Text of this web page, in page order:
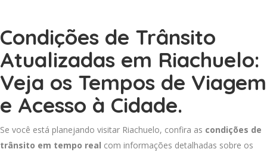
Condições de Trânsito
Atualizadas em Riachuelo:
Veja os Tempos de Viagem
e Acesso à Cidade.
Se você está planejando visitar Riachuelo, confira as condições de
trânsito em tempo real com informações detalhadas sobre os